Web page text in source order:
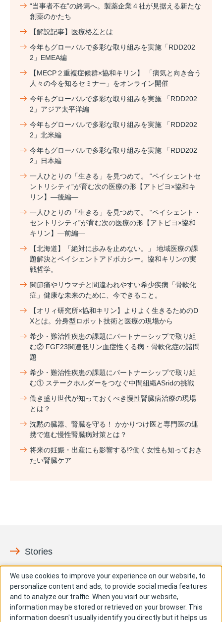
“当事者不在”の終焉へ。製薬企業４社が見据える新たな
創薬のかたち
【解説記事】医療格差とは
今年もグローバルで多彩な取り組みを実施「RDD202
2」EMEA編
【MECP２重複症候群×協和キリン】 「病気と向き合う
人々の今を知るセミナー」をオンライン開催
今年もグローバルで多彩な取り組みを実施 「RDD202
2」アジア太平洋編
今年もグローバルで多彩な取り組みを実施 「RDD202
2」北米編
今年もグローバルで多彩な取り組みを実施 「RDD202
2」日本編
一人ひとりの「生きる」を見つめて。 “ペイシェントセ
ントリシティ”が育む次の医療の形【アトピヨ×協和キ
リン】―後編―
一人ひとりの「生きる」を見つめて。 “ペイシェント・
セントリシティ”が育む次の医療の形【アトピヨ×協和
キリン】―前編―
【北海道】「絶対に歩みを止めない。」 地域医療の課
題解決とペイシェントアドボカシー。協和キリンの実
戦哲学。
関節痛やリウマチと間違われやすい希少疾病「骨軟化
症」健康な未来のために、今できること。
【オリィ研究所×協和キリン】よりよく生きるためのD
Xとは。分身型ロボット技術と医療の現場から
希少・難治性疾患の課題にパートナーシップで取り組
む② FGF23関連低リン血症性くる病・骨軟化症の諸問
題
希少・難治性疾患の課題にパートナーシップで取り組
む① ステークホルダーをつなぐ中間組織ASridの挑戦
働き盛り世代が知っておくべき慢性腎臓病治療の現場
とは？
沈黙の臓器、腎臓を守る！ かかりつけ医と専門医の連
携で進む慢性腎臓病対策とは？
将来の妊娠・出産にも影響する!?働く女性も知っておき
たい腎臓ケア
Stories
ペイシェント イノベーション
社会との共有価値 People & Culture
We use cookies to improve your experience on our website, to
personalize content and ads, to provide social media features
and to analyze our traffic. When you visit our website,
information may be stored or retrieved on your browser. This
information doesn't usually identify you directly but it helps us